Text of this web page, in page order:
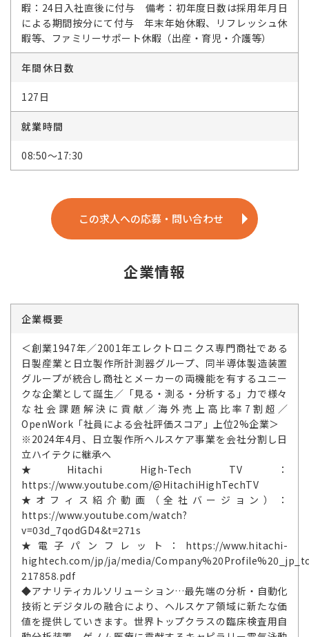
暇：24日入社直後に付与 備考：初年度日数は採用年月日
による期間按分にて付与 年末年始休暇、リフレッシュ休
暇等、ファミリーサポート休暇（出産・育児・介護等）
年間休日数
127日
就業時間
08:50～17:30
この求人への応募・問い合わせ
企業情報
企業概要
＜創業1947年／2001年エレクトロニクス専門商社である
日製産業と日立製作所計測器グループ、同半導体製造装置
グループが統合し商社とメーカーの両機能を有するユニー
クな企業として誕生／「見る・測る・分析する」力で様々
な社会課題解決に貢献／海外売上高比率7割超／
OpenWork「社員による会社評価スコア」上位2%企業＞
※2024年4月、日立製作所ヘルスケア事業を会社分割し日
立ハイテクに継承へ
★Hitachi High-Tech TV：
https://www.youtube.com/@HitachiHighTechTV
★オフィス紹介動画（全社バージョン）：
https://www.youtube.com/watch?
v=03d_7qodGD4&t=271s
★電子パンフレット：https://www.hitachi-
hightech.com/jp/ja/media/
217858.pdf
◆アナリティカルソリューション…最先端の分析・自動化
技術とデジタルの融合により、ヘルスケア領域に新たな価
値を提供していきます。世界トップクラスの臨床検査用自